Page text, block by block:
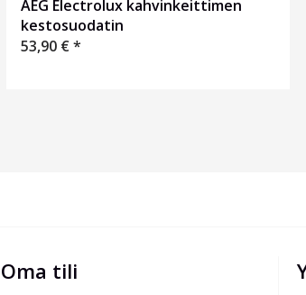
AEG Electrolux kahvinkeittimen
kestosuodatin
53,90 €*
Oma tili